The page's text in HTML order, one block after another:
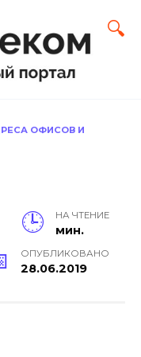
ОФИСОВ И
НА ЧТЕНИЕ
мин.
ОПУБЛИКОВАНО
28.06.2019